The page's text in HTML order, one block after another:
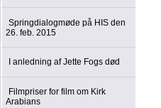
Springdialogmøde på HIS den
26. feb. 2015
I anledning af Jette Fogs død
Filmpriser for film om Kirk
Arabians